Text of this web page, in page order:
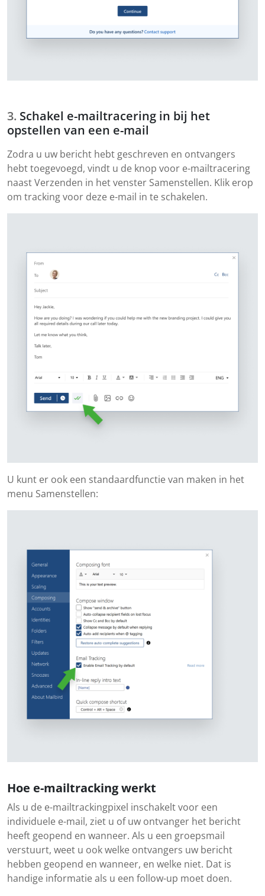
Schakel e-mailtracering in bij het
opstellen van een e-mail
Zodra u uw bericht hebt geschreven en ontvangers
hebt toegevoegd, vindt u de knop voor e-mailtracering
naast Verzenden in het venster Samenstellen. Klik erop
om tracking voor deze e-mail in te schakelen.
U kunt er ook een standaardfunctie van maken in het
menu Samenstellen:
Hoe e-mailtracking werkt
Als u de e-mailtrackingpixel inschakelt voor een
individuele e-mail, ziet u of uw ontvanger het bericht
heeft geopend en wanneer. Als u een groepsmail
verstuurt, weet u ook welke ontvangers uw bericht
hebben geopend en wanneer, en welke niet. Dat is
handige informatie als u een follow-up moet doen.